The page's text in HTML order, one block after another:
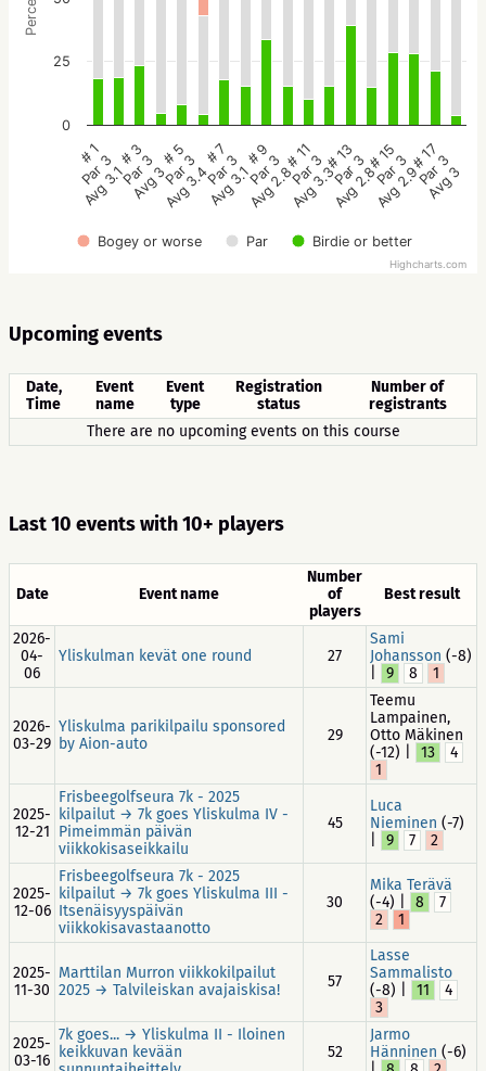
Bogey or worse Par Birdie or better
# 1
Par 3
Avg 3.1
# 3
Par 3
Avg 3
# 5
Par 3
Avg 3.4
# 7
Par 3
Avg 3.1
# 9
Par 3
Avg 2.8
# 11
Par 3
Avg 3.3
# 13
Par 3
Avg 2.8
# 15
Par 3
Avg 2.9
# 17
Par 3
Avg 3
0
25
Highcharts.com
Upcoming events
Date,
Time
Event
name
Event
type
Registration
status
Number of
registrants
There are no upcoming events on this course
Last 10 events with 10+ players
Date Event name
Number
of
players
Best result
2026-
04-
06
Yliskulman kevät one round 27
Sami
Johansson (-8)
9 8 1
2026-
03-29
Yliskulma parikilpailu sponsored
by Aion-auto
29
Teemu
Lampainen,
Otto Mäkinen
(-12) |
13
4
1
2025-
12-21
Frisbeegolfseura 7k - 2025
kilpailut → 7k goes Yliskulma IV -
Pimeimmän päivän
viikkokisaseikkailu
45
Luca
Nieminen (-7)
9 7 2
2025-
12-06
Frisbeegolfseura 7k - 2025
kilpailut → 7k goes Yliskulma III -
Itsenäisyyspäivän
viikkokisavastaanotto
30
Mika Terävä
(-4) |
8
7
2
1
2025-
11-30
Marttilan Murron viikkokilpailut
2025 → Talvileiskan avajaiskisa!
57
Lasse
Sammalisto
(-8) |
11
4
3
2025-
03-16
7k goes... → Yliskulma II - Iloinen
keikkuvan kevään
52
Jarmo
Hänninen (-6)